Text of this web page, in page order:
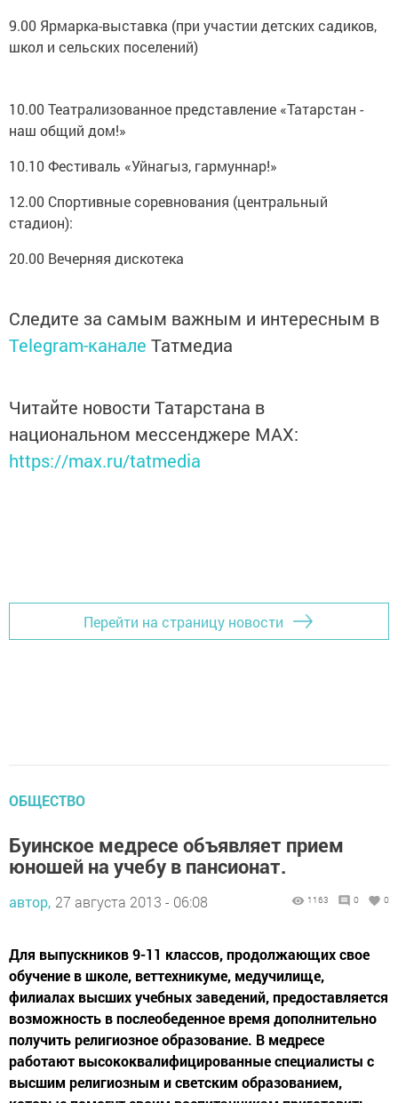
9.00 Ярмарка-выставка (при участии детских садиков,
школ и сельских поселений)
10.00 Театрализованное представление «Татарстан -
наш общий дом!»
10.10 Фестиваль «Уйнагыз, гармуннар!»
12.00 Спортивные соревнования (центральный
стадион):
20.00 Вечерняя дискотека
Следите за самым важным и интересным в
Telegram-канале Татмедиа
Читайте новости Татарстана в
национальном мессенджере MАХ:
https://max.ru/tatmedia
Перейти на страницу новости
ОБЩЕСТВО
Буинское медресе объявляет прием
юношей на учебу в пансионат.
автор, 27 августа 2013 - 06:08 1163 0 0
Для выпускников 9-11 классов, продолжающих свое
обучение в школе, веттехникуме, медучилище,
филиалах высших учебных заведений, предоставляется
возможность в послеобеденное время дополнительно
получить религиозное образование. В медресе
работают высококвалифицированные специалисты с
высшим религиозным и светским образованием,